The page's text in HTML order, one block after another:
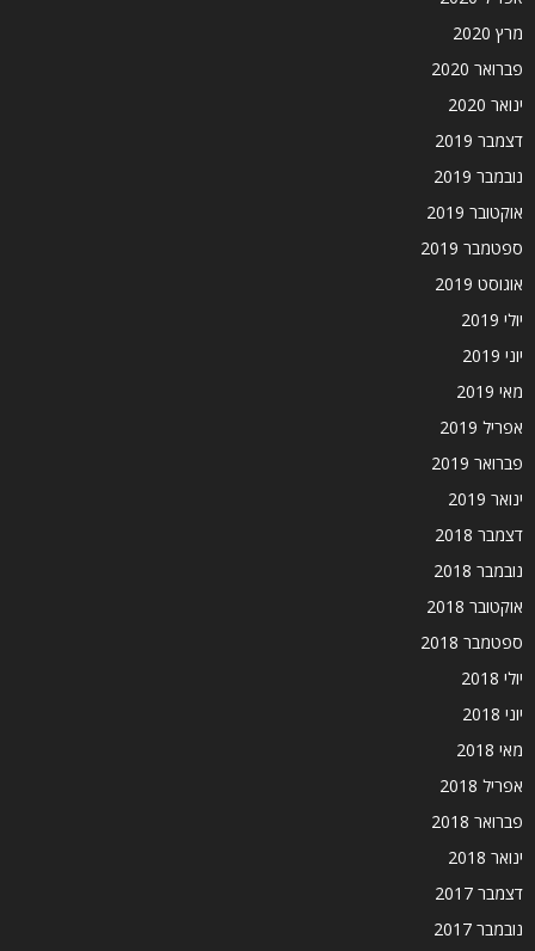
מרץ 2020
פברואר 2020
ינואר 2020
דצמבר 2019
נובמבר 2019
אוקטובר 2019
ספטמבר 2019
אוגוסט 2019
יולי 2019
יוני 2019
מאי 2019
אפריל 2019
פברואר 2019
ינואר 2019
דצמבר 2018
נובמבר 2018
אוקטובר 2018
ספטמבר 2018
יולי 2018
יוני 2018
מאי 2018
אפריל 2018
פברואר 2018
ינואר 2018
דצמבר 2017
נובמבר 2017